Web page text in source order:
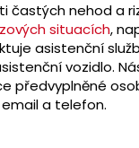
častých nehod a
situacích,
asistenční
vozidlo.
předvyplněné
a telefon.